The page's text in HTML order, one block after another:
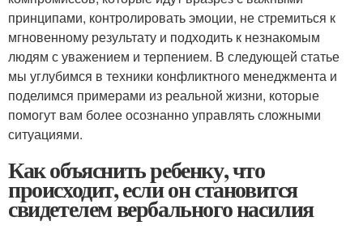
принципами, контролировать эмоции, не стремиться к
мгновенному результату и подходить к незнакомым
людям с уважением и терпением. В следующей статье
мы углубимся в техники конфликтного менеджмента и
поделимся примерами из реальной жизни, которые
помогут вам более осознанно управлять сложными
ситуациями.
Как объяснить ребенку, что
происходит, если он становится
свидетелем вербального насилия